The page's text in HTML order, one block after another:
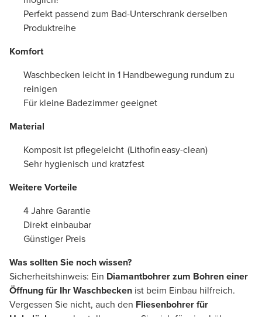
Perfekt passend zum Bad-Unterschrank derselben
Produktreihe
Komfort
Waschbecken leicht in 1 Handbewegung rundum zu
reinigen
Für kleine Badezimmer geeignet
Material
Komposit ist pflegeleicht (Lithofin easy-clean)
Sehr hygienisch und kratzfest
Weitere Vorteile
4 Jahre Garantie
Direkt einbaubar
Günstiger Preis
Was sollten Sie noch wissen?
Sicherheitshinweis: Ein Diamantbohrer zum Bohren einer
Öffnung für Ihr Waschbecken ist beim Einbau hilfreich.
Vergessen Sie nicht, auch den Fliesenbohrer für